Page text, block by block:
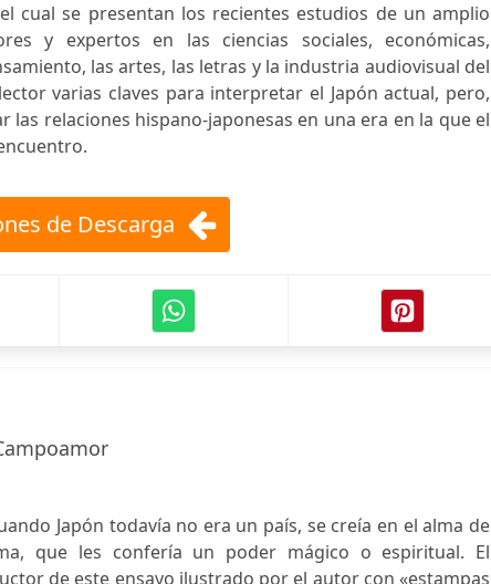
cual se presentan los recientes estudios de un amplio
y expertos en las ciencias sociales, económicas,
las artes, las letras y la industria audiovisual del
varias claves para interpretar el Japón actual, pero,
relaciones hispano-japonesas en una era en la que el
de Descarga
Japón todavía no era un país, se creía en el alma de
que les confería un poder mágico o espiritual. El
de este ensayo ilustrado por el autor con «estampas